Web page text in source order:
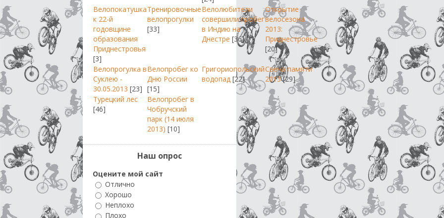
Велопокатушка
к 22-й
годовщине
образования
Приднестровья
[3]
Тренировочные
велопрогулки
[33]
Велолюбители
совершили пробег
в Индию на
Днестре [36]
Открытие
велосезона
2013:
Приднестровье
[20]
Велопрогулка в
Суклею -
30.05.2013 [23]
Велопробег ко
Дню России
[15]
Григориопольский
водопад [22]
Свеча памяти
2013 [29]
Турецкий лес
[46]
Велопробег в
Чобручский
парк (14 июля
2013) [10]
Наш опрос
Оцените мой сайт
Отлично
Хорошо
Неплохо
Плохо